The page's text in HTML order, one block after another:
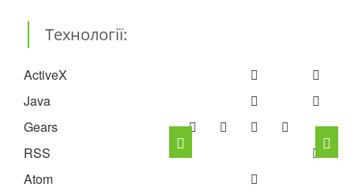
Технології:
ActiveX
Java
Gears
RSS
Atom